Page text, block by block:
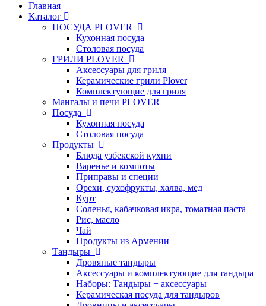
Главная
Каталог
ПОСУДА PLOVER
Кухонная посуда
Столовая посуда
ГРИЛИ PLOVER
Аксессуары для гриля
Керамические грили Plover
Комплектующие для гриля
Мангалы и печи PLOVER
Посуда
Кухонная посуда
Столовая посуда
Продукты
Блюда узбекской кухни
Варенье и компоты
Приправы и специи
Орехи, сухофрукты, халва, мед
Курт
Соленья, кабачковая икра, томатная паста
Рис, масло
Чай
Продукты из Армении
Тандыры
Дровяные тандыры
Аксессуары и комплектующие для тандыра
Наборы: Тандыры + аксессуары
Керамическая посуда для тандыров